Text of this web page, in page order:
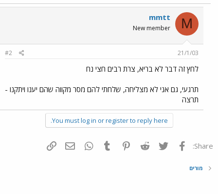
M
mmtt
New member
21/1/03
#2
לחץ זה דבר לא בריא, צרת רבים חצי נח
תרגעי, גם אני לא מצליחה, שלחתי להם מסר מקווה שהם יענו ויתקנו -
תרצה
You must log in or register to reply here.
Share: פייסבוק Twitter
Reddit
Pinterest
Tumblr
WhatsAppדואר אלקטרוני
מורים